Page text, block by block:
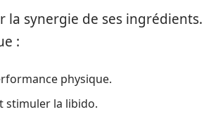
la synergie de ses ingrédients.
:
physique.
stimuler la libido.